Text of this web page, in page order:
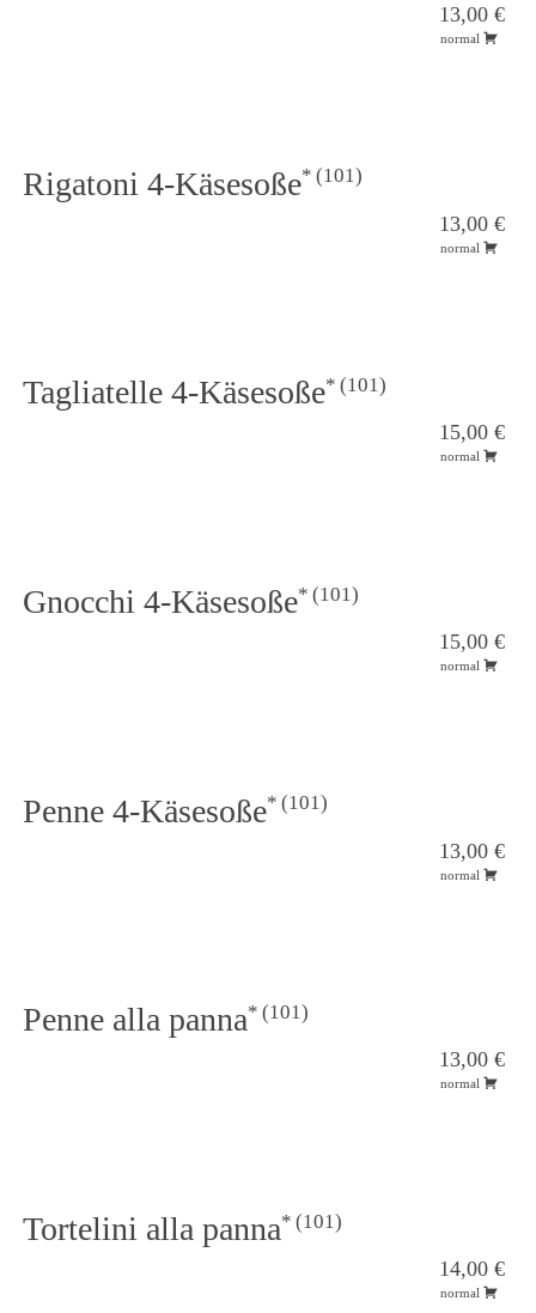
13,00 €
normal
Rigatoni 4-Käsesoße 101
13,00 €
normal
Tagliatelle 4-Käsesoße 101
15,00 €
normal
Gnocchi 4-Käsesoße 101
15,00 €
normal
Penne 4-Käsesoße 101
13,00 €
normal
Penne alla panna 101
13,00 €
normal
Tortelini alla panna 101
14,00 €
normal